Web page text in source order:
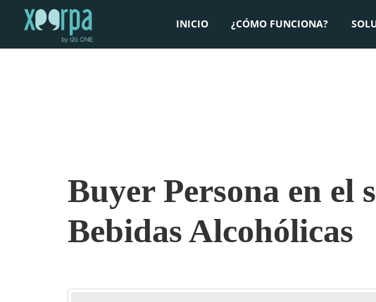
INICIO ¿CÓMO FUNCIONA?
Buyer Persona en el
Bebidas Alcohólicas